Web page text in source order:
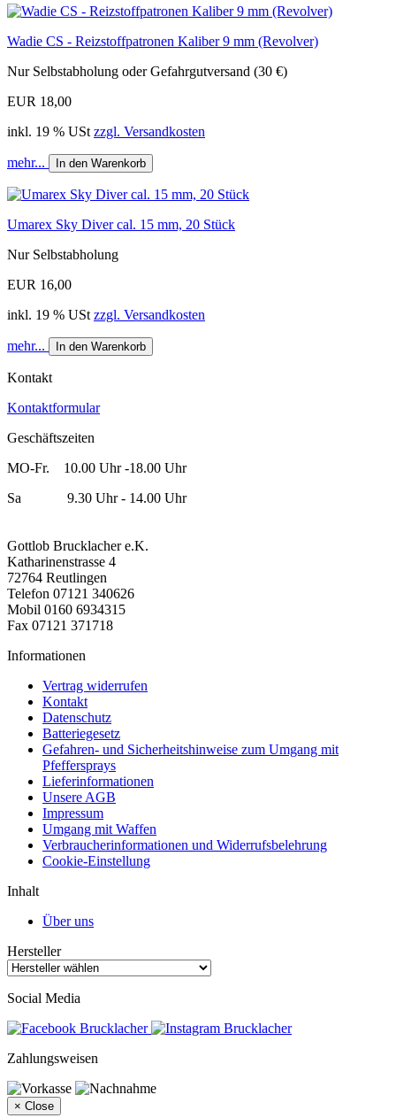
Wadie CS - Reizstoffpatronen Kaliber 9 mm (Revolver)
Nur Selbstabholung oder Gefahrgutversand (30 €)
EUR 18,00
inkl. 19 % USt zzgl. Versandkosten
mehr... In den Warenkorb
Umarex Sky Diver cal. 15 mm, 20 Stück
Nur Selbstabholung
EUR 16,00
inkl. 19 % USt zzgl. Versandkosten
mehr... In den Warenkorb
Kontakt
Kontaktformular
Geschäftszeiten
MO-Fr. 10.00 Uhr -18.00 Uhr
Sa 9.30 Uhr - 14.00 Uhr
Gottlob Brucklacher e.K.
Katharinenstrasse 4
72764 Reutlingen
Telefon 07121 340626
Mobil 0160 6934315
Fax 07121 371718
Informationen
Vertrag widerrufen
Kontakt
Datenschutz
Batteriegesetz
Gefahren- und Sicherheitshinweise zum Umgang mit
Pfeffersprays
Lieferinformationen
Unsere AGB
Impressum
Umgang mit Waffen
Verbraucherinformationen und Widerrufsbelehrung
Cookie-Einstellung
Inhalt
Über uns
Hersteller
Social Media
Zahlungsweisen
× Close